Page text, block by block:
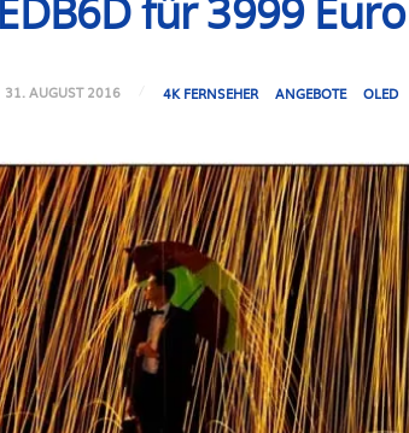
für 3999
31. AUGUST 2016 4K FERNSEHER ANGEBOTE OLED